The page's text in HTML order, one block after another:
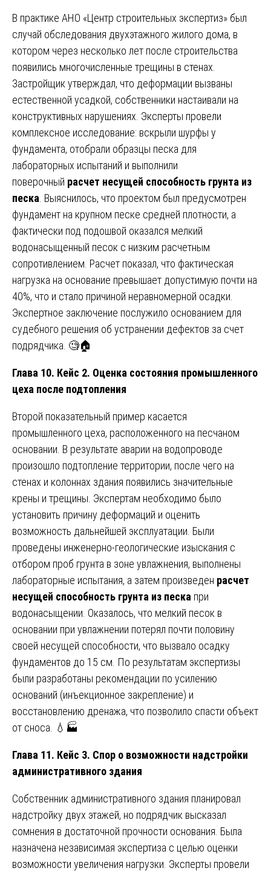
В практике АНО «Центр строительных экспертиз» был
случай обследования двухэтажного жилого дома, в
котором через несколько лет после строительства
появились многочисленные трещины в стенах.
Застройщик утверждал, что деформации вызваны
естественной усадкой, собственники настаивали на
конструктивных нарушениях. Эксперты провели
комплексное исследование: вскрыли шурфы у
фундамента, отобрали образцы песка для
лабораторных испытаний и выполнили
поверочный расчет несущей способность грунта из
песка . Выяснилось, что проектом был предусмотрен
фундамент на крупном песке средней плотности, а
фактически под подошвой оказался мелкий
водонасыщенный песок с низким расчетным
сопротивлением. Расчет показал, что фактическая
нагрузка на основание превышает допустимую почти на
40%, что и стало причиной неравномерной осадки.
Экспертное заключение послужило основанием для
судебного решения об устранении дефектов за счет
подрядчика. 🧐🏠
Глава 10. Кейс 2. Оценка состояния промышленного
цеха после подтопления
Второй показательный пример касается
промышленного цеха, расположенного на песчаном
основании. В результате аварии на водопроводе
произошло подтопление территории, после чего на
стенах и колоннах здания появились значительные
крены и трещины. Экспертам необходимо было
установить причину деформаций и оценить
возможность дальнейшей эксплуатации. Были
проведены инженерно-геологические изыскания с
отбором проб грунта в зоне увлажнения, выполнены
лабораторные испытания, а затем произведен расчет
несущей способность грунта из песка при
водонасыщении. Оказалось, что мелкий песок в
основании при увлажнении потерял почти половину
своей несущей способности, что вызвало осадку
фундаментов до 15 см. По результатам экспертизы
были разработаны рекомендации по усилению
оснований (инъекционное закрепление) и
восстановлению дренажа, что позволило спасти объект
от сноса. 💧🏭
Глава 11. Кейс 3. Спор о возможности надстройки
административного здания
Собственник административного здания планировал
надстройку двух этажей, но подрядчик высказал
сомнения в достаточной прочности основания. Была
назначена независимая экспертиза с целью оценки
возможности увеличения нагрузки. Эксперты провели